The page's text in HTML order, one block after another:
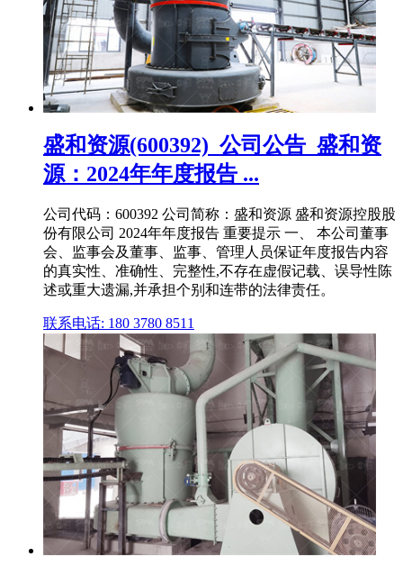
盛和资源(600392)_公司公告_盛和资
源：2024年年度报告 ...
公司代码：600392 公司简称：盛和资源 盛和资源控股股
份有限公司 2024年年度报告 重要提示 一、 本公司董事
会、监事会及董事、监事、管理人员保证年度报告内容
的真实性、准确性、完整性,不存在虚假记载、误导性陈
述或重大遗漏,并承担个别和连带的法律责任。
联系电话: 180 3780 8511